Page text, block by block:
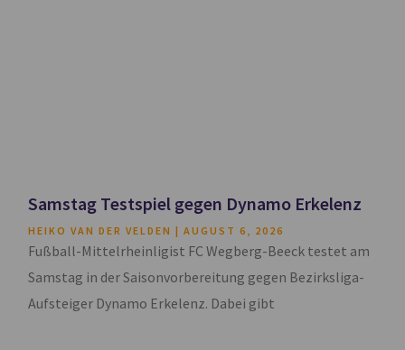
Samstag Testspiel gegen Dynamo Erkelenz
HEIKO VAN DER VELDEN AUGUST 6, 2026
Fußball-Mittelrheinligist FC Wegberg-Beeck testet am
Samstag in der Saisonvorbereitung gegen Bezirksliga-
Aufsteiger Dynamo Erkelenz. Dabei gibt